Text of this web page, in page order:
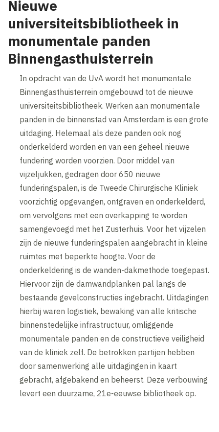
Nieuwe
universiteitsbibliotheek in
monumentale panden
Binnengasthuisterrein
In opdracht van de UvA wordt het monumentale
Binnengasthuisterrein omgebouwd tot de nieuwe
universiteitsbibliotheek. Werken aan monumentale
panden in de binnenstad van Amsterdam is een grote
uitdaging. Helemaal als deze panden ook nog
onderkelderd worden en van een geheel nieuwe
fundering worden voorzien. Door middel van
vijzeljukken, gedragen door 650 nieuwe
funderingspalen, is de Tweede Chirurgische Kliniek
voorzichtig opgevangen, ontgraven en onderkelderd,
om vervolgens met een overkapping te worden
samengevoegd met het Zusterhuis. Voor het vijzelen
zijn de nieuwe funderingspalen aangebracht in kleine
ruimtes met beperkte hoogte. Voor de
onderkeldering is de wanden-dakmethode toegepast.
Hiervoor zijn de damwandplanken pal langs de
bestaande gevelconstructies ingebracht. Uitdagingen
hierbij waren logistiek, bewaking van alle kritische
binnenstedelijke infrastructuur, omliggende
monumentale panden en de constructieve veiligheid
van de kliniek zelf. De betrokken partijen hebben
door samenwerking alle uitdagingen in kaart
gebracht, afgebakend en beheerst. Deze verbouwing
levert een duurzame, 21e-eeuwse bibliotheek op.